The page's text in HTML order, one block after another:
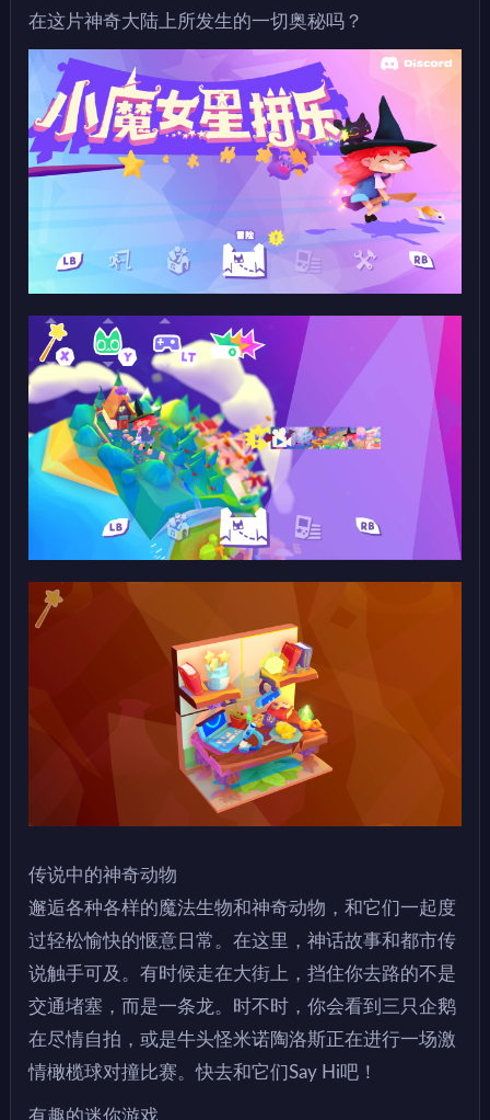
在这片神奇大陆上所发生的一切奥秘吗？
传说中的神奇动物
邂逅各种各样的魔法生物和神奇动物，和它们一起度
过轻松愉快的惬意日常。在这里，神话故事和都市传
说触手可及。有时候走在大街上，挡住你去路的不是
交通堵塞，而是一条龙。时不时，你会看到三只企鹅
在尽情自拍，或是牛头怪米诺陶洛斯正在进行一场激
情橄榄球对撞比赛。快去和它们Say Hi吧！
有趣的迷你游戏